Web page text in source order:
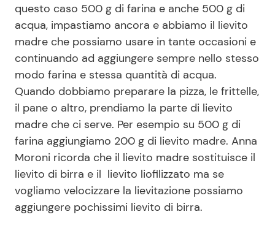
questo caso 500 g di farina e anche 500 g di
acqua, impastiamo ancora e abbiamo il lievito
madre che possiamo usare in tante occasioni e
continuando ad aggiungere sempre nello stesso
modo farina e stessa quantità di acqua.
Quando dobbiamo preparare la pizza, le frittelle,
il pane o altro, prendiamo la parte di lievito
madre che ci serve. Per esempio su 500 g di
farina aggiungiamo 200 g di lievito madre. Anna
Moroni ricorda che il lievito madre sostituisce il
lievito di birra e il lievito liofilizzato ma se
vogliamo velocizzare la lievitazione possiamo
aggiungere pochissimi lievito di birra.